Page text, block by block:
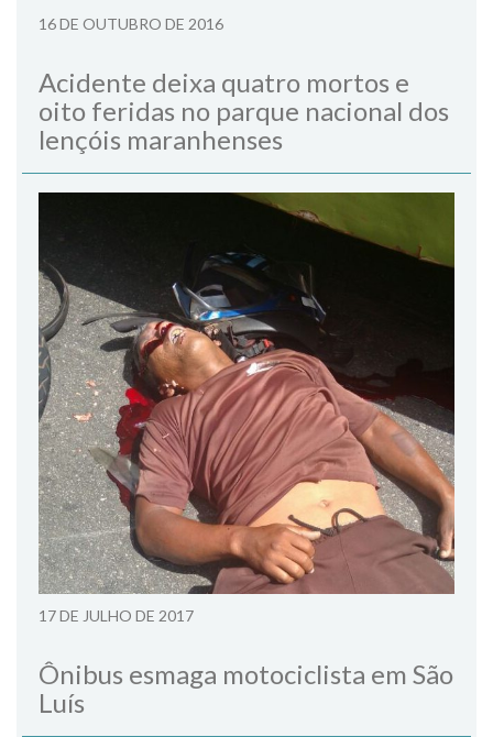
16 DE OUTUBRO DE 2016
Acidente deixa quatro mortos e
oito feridas no parque nacional dos
lençóis maranhenses
17 DE JULHO DE 2017
Ônibus esmaga motociclista em São
Luís